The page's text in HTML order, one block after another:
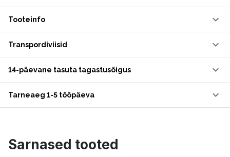
Tooteinfo
Transpordiviisid
14-päevane tasuta tagastusõigus
Tarneaeg 1-5 tööpäeva
Sarnased tooted